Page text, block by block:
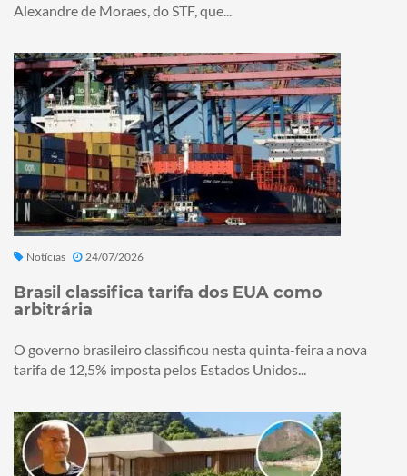
Alexandre de Moraes, do STF, que...
Notícias 24/07/2026
Brasil classifica tarifa dos EUA como
arbitrária
O governo brasileiro classificou nesta quinta-feira a nova
tarifa de 12,5% imposta pelos Estados Unidos...